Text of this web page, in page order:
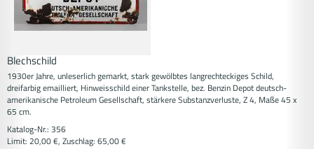
Blechschild
1930er Jahre, unleserlich gemarkt, stark gewölbtes langrechteckiges Schild,
dreifarbig emailliert, Hinweisschild einer Tankstelle, bez. Benzin Depot deutsch-
amerikanische Petroleum Gesellschaft, stärkere Substanzverluste, Z 4, Maße 45 x
65 cm.
Katalog-Nr.: 356
Limit: 20,00 €, Zuschlag: 65,00 €